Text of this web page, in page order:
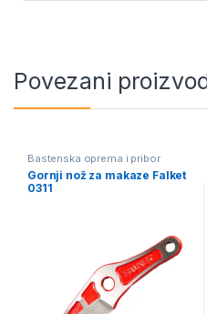
Povezani
Bastenska oprema i pribor
Gornji nož za makaze Falket
0311